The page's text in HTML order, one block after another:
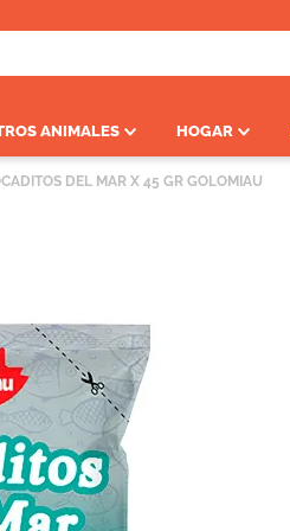
ANIMALES HOGAR
DEL MAR X 45 GR GOLOMIAU